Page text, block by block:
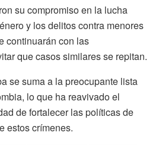
su compromiso en la lucha
y los delitos contra menores
continuarán con las
que casos similares se repitan.
se suma a la preocupante lista
lo que ha reavivado el
de fortalecer las políticas de
estos crímenes.